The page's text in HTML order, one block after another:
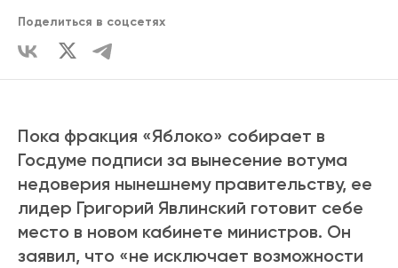
Поделиться в соцсетях
Пока фракция «Яблоко» собирает в
Госдуме подписи за вынесение вотума
недоверия нынешнему правительству, ее
лидер Григорий Явлинский готовит себе
место в новом кабинете министров. Он
заявил, что «не исключает возможности